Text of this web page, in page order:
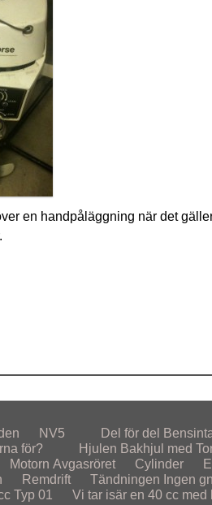
en handpåläggning när det
NV5 Del för del
för? Hjulen Bakhjul med
Motorn Avgasröret Cylinder
Remdrift Tändningen Ingen
Typ 01 Vi tar isär en 40 cc med